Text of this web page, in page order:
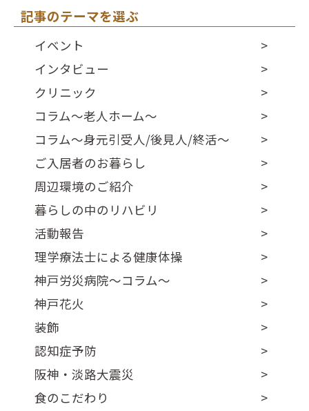
記事のテーマを選ぶ
イベント
インタビュー
クリニック
コラム～老人ホーム～
コラム～身元引受人/後見人/終活～
ご入居者のお暮らし
周辺環境のご紹介
暮らしの中のリハビリ
活動報告
理学療法士による健康体操
神戸労災病院～コラム～
神戸花火
装飾
認知症予防
阪神・淡路大震災
食のこだわり